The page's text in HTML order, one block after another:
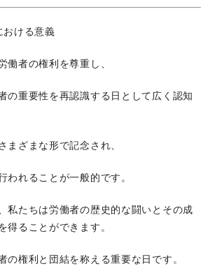
おける意義
働者の権利を尊重し、
の重要性を再認識する日として広く認知
まざまな形で記念され、
われることが一般的です。
私たちは労働者の歴史的な闘いとその成
得ることができます。
の権利と団結を称える重要な日です。